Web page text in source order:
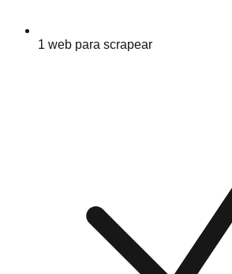
1 web para scrapear